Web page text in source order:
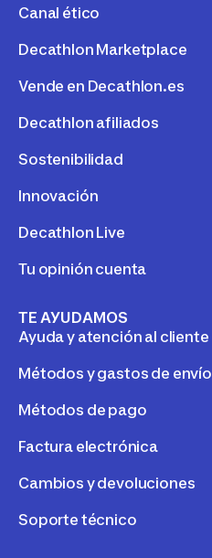
Canal ético
Decathlon Marketplace
Vende en Decathlon.es
Decathlon afiliados
Sostenibilidad
Innovación
Decathlon Live
Tu opinión cuenta
TE AYUDAMOS
Ayuda y atención al cliente
Métodos y gastos de envío
Métodos de pago
Factura electrónica
Cambios y devoluciones
Soporte técnico